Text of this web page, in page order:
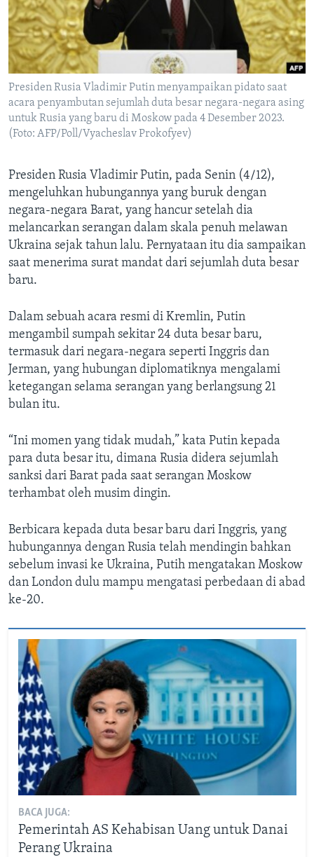
Presiden Rusia Vladimir Putin menyampaikan pidato saat
acara penyambutan sejumlah duta besar negara-negara asing
untuk Rusia yang baru di Moskow pada 4 Desember 2023.
(Foto: AFP/Poll/Vyacheslav Prokofyev)
Presiden Rusia Vladimir Putin, pada Senin (4/12),
mengeluhkan hubungannya yang buruk dengan
negara-negara Barat, yang hancur setelah dia
melancarkan serangan dalam skala penuh melawan
Ukraina sejak tahun lalu. Pernyataan itu dia sampaikan
saat menerima surat mandat dari sejumlah duta besar
baru.
Dalam sebuah acara resmi di Kremlin, Putin
mengambil sumpah sekitar 24 duta besar baru,
termasuk dari negara-negara seperti Inggris dan
Jerman, yang hubungan diplomatiknya mengalami
ketegangan selama serangan yang berlangsung 21
bulan itu.
“Ini momen yang tidak mudah,” kata Putin kepada
para duta besar itu, dimana Rusia didera sejumlah
sanksi dari Barat pada saat serangan Moskow
terhambat oleh musim dingin.
Berbicara kepada duta besar baru dari Inggris, yang
hubungannya dengan Rusia telah mendingin bahkan
sebelum invasi ke Ukraina, Putih mengatakan Moskow
dan London dulu mampu mengatasi perbedaan di abad
ke-20.
BACA JUGA:
Pemerintah AS Kehabisan Uang untuk Danai
Perang Ukraina